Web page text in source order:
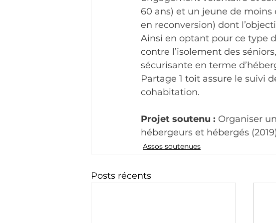
60 ans) et un jeune de
en reconversion) dont
Ainsi en optant pour ce type
contre l’isolement des
sécurisante en terme
Partage 1 toit assure le suivi
cohabitation.
Projet soutenu : Organiser
hébergeurs et hébergés (2019)
Assos soutenues
Posts récents